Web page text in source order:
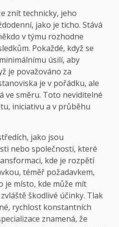
znít technicky, jeho
jako je ticho. Stává
v týmu rozhodne
Pokaždé, když se
úsilí, aby
je považováno za
je v pořádku, ale
ve směru. Toto neviditelné
iniciativu a v průběhu
jako jsou
nebo společnosti, které
kde je rozpětí
téměř požadavkem,
je místo, kde může mít
škodlivé účinky. Tlak
rychlost konstantních
znamená, že